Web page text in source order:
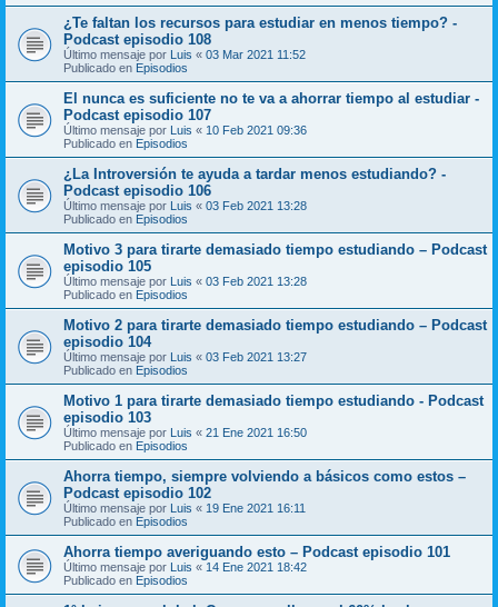
¿Te faltan los recursos para estudiar en menos tiempo? -
Podcast episodio 108
Último mensaje por Luis « 03 Mar 2021 11:52
Publicado en Episodios
El nunca es suficiente no te va a ahorrar tiempo al estudiar -
Podcast episodio 107
Último mensaje por Luis « 10 Feb 2021 09:36
Publicado en Episodios
¿La Introversión te ayuda a tardar menos estudiando? -
Podcast episodio 106
Último mensaje por Luis « 03 Feb 2021 13:28
Publicado en Episodios
Motivo 3 para tirarte demasiado tiempo estudiando – Podcast
episodio 105
Último mensaje por Luis « 03 Feb 2021 13:28
Publicado en Episodios
Motivo 2 para tirarte demasiado tiempo estudiando – Podcast
episodio 104
Último mensaje por Luis « 03 Feb 2021 13:27
Publicado en Episodios
Motivo 1 para tirarte demasiado tiempo estudiando - Podcast
episodio 103
Último mensaje por Luis « 21 Ene 2021 16:50
Publicado en Episodios
Ahorra tiempo, siempre volviendo a básicos como estos –
Podcast episodio 102
Último mensaje por Luis « 19 Ene 2021 16:11
Publicado en Episodios
Ahorra tiempo averiguando esto – Podcast episodio 101
Último mensaje por Luis « 14 Ene 2021 18:42
Publicado en Episodios